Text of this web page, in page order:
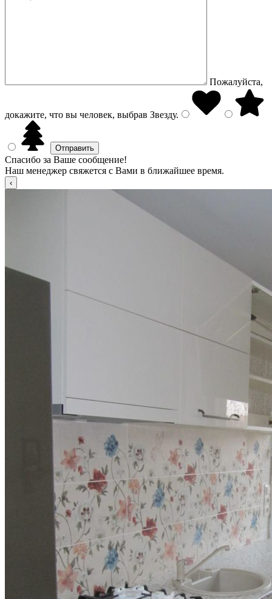
Пожалуйста,
докажите, что вы человек, выбрав Звезду.
Спасибо за Ваше сообщение!
Наш менеджер свяжется с Вами в ближайшее время.